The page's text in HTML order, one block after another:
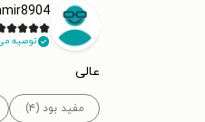
توصیه
عالی
مفید بود (۴)